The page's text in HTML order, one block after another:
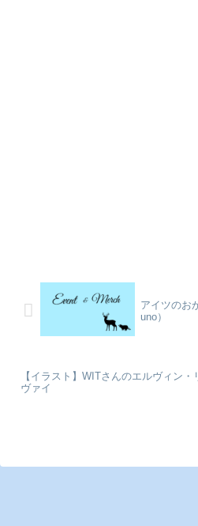
アイツのお
uno）
【イラスト】WITさんのエルヴィン・
ヴァイ